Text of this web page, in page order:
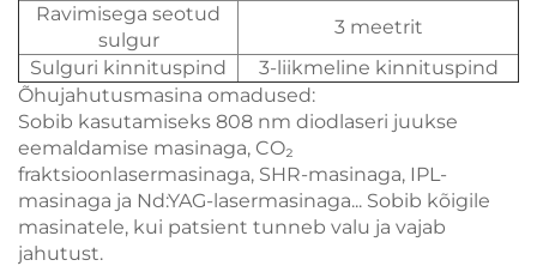
Ravimisega seotud
sulgur
3 meetrit
Sulguri kinnituspind
3-liikmeline kinnituspind
Õhujahutusmasina omadused:
Sobib kasutamiseks 808 nm diodlaseri juukse
eemaldamise masinaga, CO₂
fraktsioonlasermasinaga, SHR-masinaga, IPL-
masinaga ja Nd:YAG-lasermasinaga... Sobib kõigile
masinatele, kui patsient tunneb valu ja vajab
jahutust.